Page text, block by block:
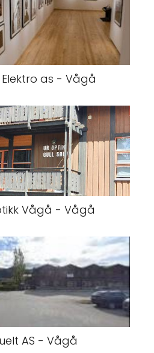
as - Vågå
Vågå - Vågå
AS - Vågå